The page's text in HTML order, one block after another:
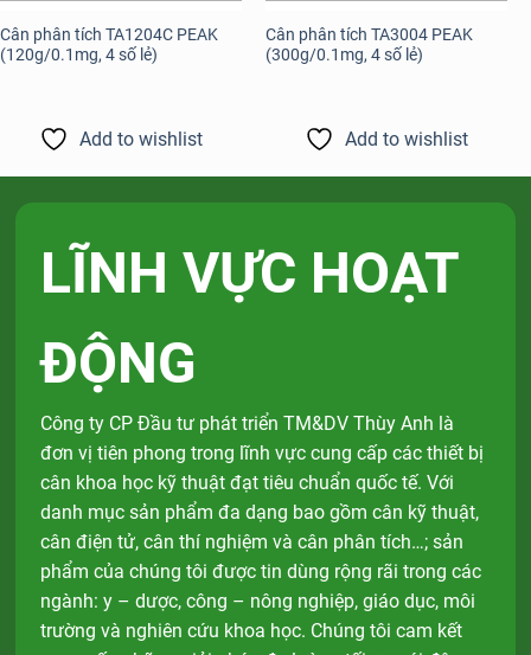
Cân phân tích TA1204C PEAK
(120g/0.1mg, 4 số lẻ)
Add to wishlist
Cân phân tích TA3004 PEAK
(300g/0.1mg, 4 số lẻ)
Add to wishlist
LĨNH VỰC HOẠT
ĐỘNG
Công ty CP Đầu tư phát triển TM&DV Thùy Anh là
đơn vị tiên phong trong lĩnh vực cung cấp các thiết bị
cân khoa học kỹ thuật đạt tiêu chuẩn quốc tế. Với
danh mục sản phẩm đa dạng bao gồm cân kỹ thuật,
cân điện tử, cân thí nghiệm và cân phân tích…; sản
phẩm của chúng tôi được tin dùng rộng rãi trong các
ngành: y – dược, công – nông nghiệp, giáo dục, môi
trường và nghiên cứu khoa học. Chúng tôi cam kết